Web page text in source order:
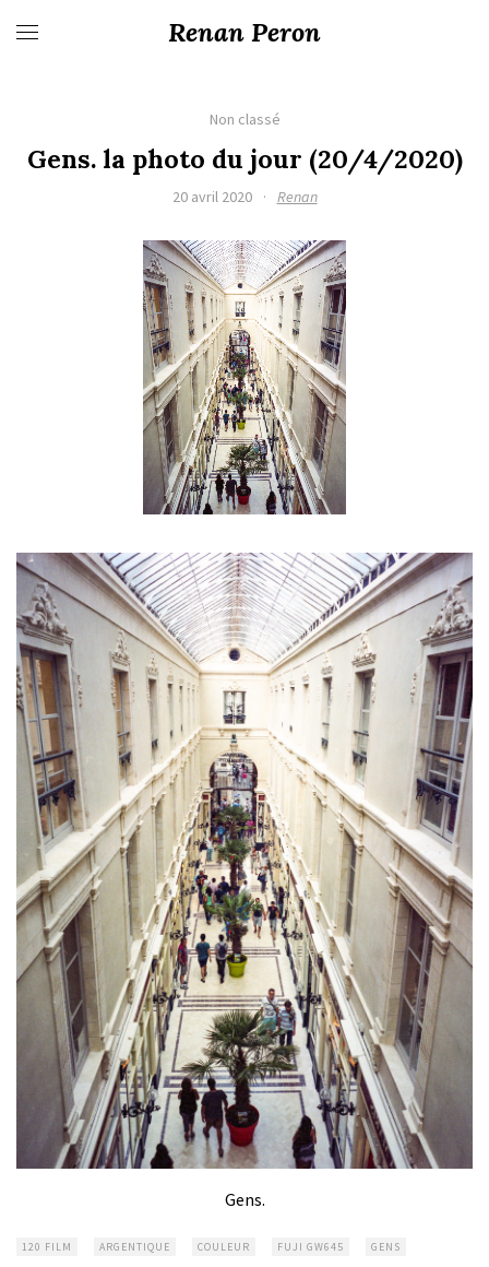
Renan Peron
Non classé
Gens. la photo du jour (20/4/2020)
20 avril 2020 · Renan
Gens.
120 FILM ARGENTIQUE COULEUR FUJI GW645 GENS